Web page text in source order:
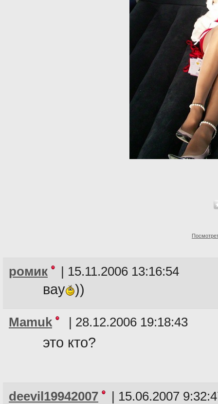
ромик | 15.11.2006 13:16:54
вау ))
Mamuk | 28.12.2006 19:18:43
это кто?
deevil19942007 | 15.06.2007